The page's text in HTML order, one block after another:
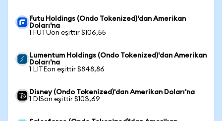
Futu Holdings (Ondo Tokenized)'dan Amerikan
Doları'na
1 FUTUon eşittir $106,55
Lumentum Holdings (Ondo Tokenized)'dan Amerikan
Doları'na
1 LITEon eşittir $848,86
Disney (Ondo Tokenized)'dan Amerikan Doları'na
1 DISon eşittir $103,69